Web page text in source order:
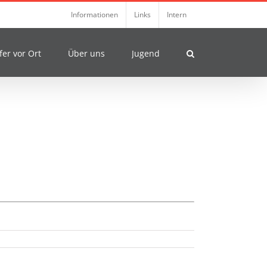
Informationen Links Intern
vor Ort Über uns Jugend